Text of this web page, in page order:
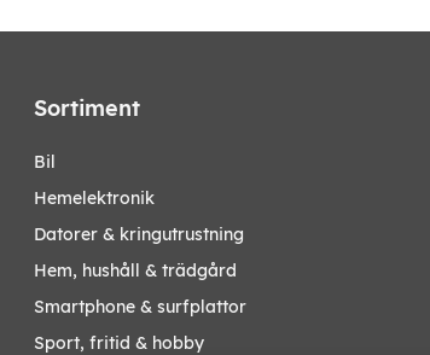
Sortiment
bil
hemelektronik
datorer & kringutrustning
hem, hushåll & trädgård
smartphone & surfplattor
sport, fritid & hobby